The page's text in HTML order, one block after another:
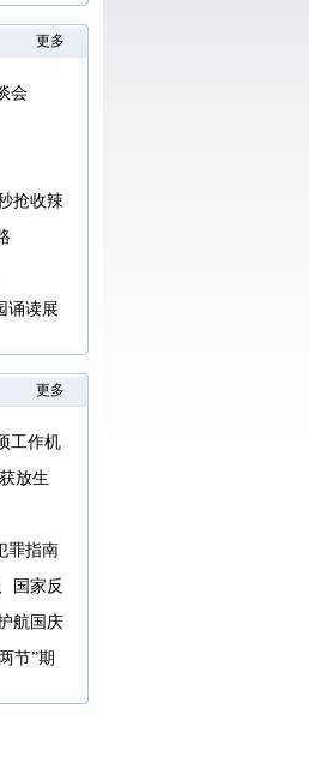
更多
会
抢收辣
诵读展
更多
工作机
治形式
放生
罪指南
国家反
骗宣传
航国庆
节”期